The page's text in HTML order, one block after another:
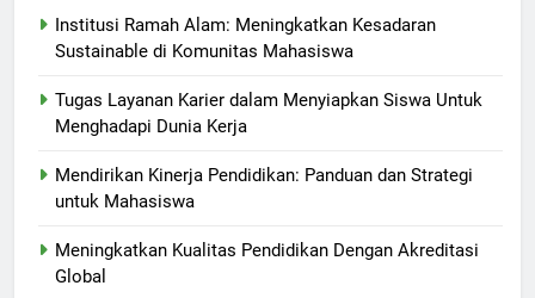
Institusi Ramah Alam: Meningkatkan Kesadaran
Sustainable di Komunitas Mahasiswa
Tugas Layanan Karier dalam Menyiapkan Siswa Untuk
Menghadapi Dunia Kerja
Mendirikan Kinerja Pendidikan: Panduan dan Strategi
untuk Mahasiswa
Meningkatkan Kualitas Pendidikan Dengan Akreditasi
Global